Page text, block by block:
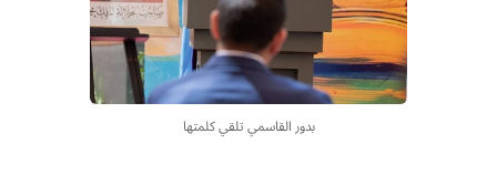
بدور القاسمي تلقي كلمتها